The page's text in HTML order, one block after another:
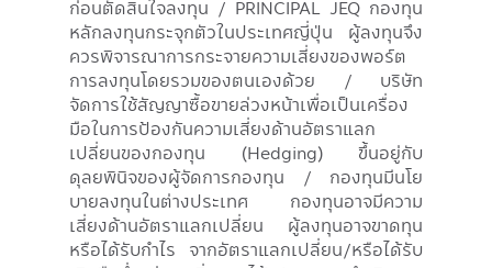
ก่อนตัดสินใจลงทุน / PRINCIPAL JEQ กองทุน
หลักลงทุนกระจุกตัวในประเทศญี่ปุ่น ผู้ลงทุนจึง
ควรพิจารณาการกระจายความเสี่ยงของพอร์ต
การลงทุนโดยรวมของตนเองด้วย / บริษัท
จัดการใช้สัญญาซื้อขายล่วงหน้าเพื่อเป็นเครื่อง
มือในการป้องกันความเสี่ยงด้านอัตราแลก
เปลี่ยนของกองทุน (Hedging) ขึ้นอยู่กับ
ดุลยพินิจของผู้จัดการกองทุน / กองทุนมีนโย
บายลงทุนในต่างประเทศ กองทุนอาจมีความ
เสี่ยงด้านอัตราแลกเปลี่ยน ผู้ลงทุนอาจขาดทุน
หรือได้รับกำไร จากอัตราแลกเปลี่ยน/หรือได้รับ